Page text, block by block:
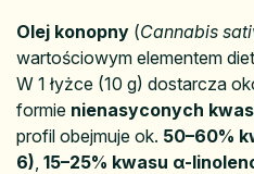
Olej konopny (Cannabis
wartościowym elementem
W 1 łyżce (10 g) dostarcza
formie nienasyconych
profil obejmuje ok. 50–60%
6) 15–25% kwasu α-